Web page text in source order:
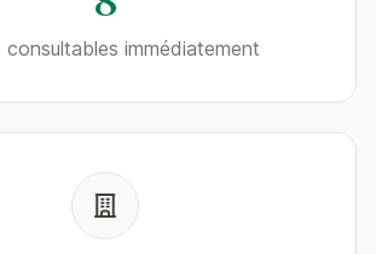
consultables immédiatement